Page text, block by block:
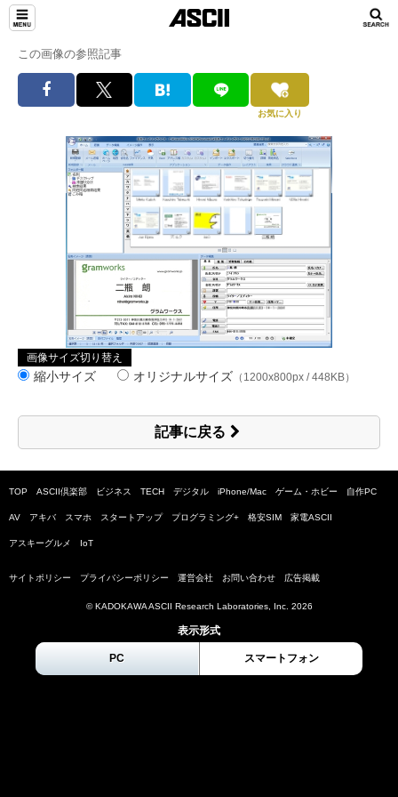
この画像の参照記事
お気に入り
画像サイズ切り替え
縮小サイズ オリジナルサイズ （1200x800px / 448KB）
記事に戻る
TOP ASCII倶楽部 ビジネス TECH デジタル iPhone/Mac ゲーム・ホビー 自作PC
AV アキバ スマホ スタートアップ プログラミング+ 格安SIM 家電ASCII
アスキーグルメ IoT
サイトポリシー プライバシーポリシー 運営会社 お問い合わせ 広告掲載
© KADOKAWA ASCII Research Laboratories, Inc. 2026
表示形式
PC スマートフォン